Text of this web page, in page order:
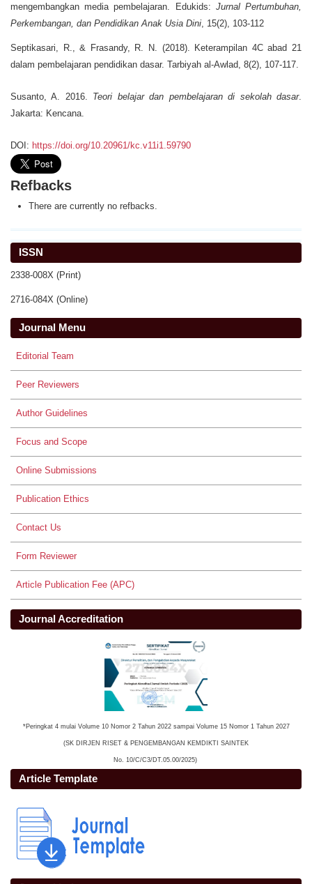
ISSN
2338-008X (Print)
2716-084X (Online)
Journal Menu
Editorial Team
Peer Reviewers
Author Guidelines
Focus and Scope
Online Submissions
Publication Ethics
Contact Us
Form Reviewer
Article Publication Fee (APC)
Journal Accreditation
*Peringkat 4 mulai Volume 10 Nomor 2 Tahun 2022 sampai Volume 15 Nomor 1 Tahun 2027
(SK DIRJEN RISET & PENGEMBANGAN KEMDIKTI SAINTEK
No. 10/C/C3/DT.05.00/2025)
Article Template
mengembangkan media pembelajaran. Edukids: Jurnal Pertumbuhan,
Perkembangan, dan Pendidikan Anak Usia Dini, 15(2), 103-112
Septikasari, R., & Frasandy, R. N. (2018). Keterampilan 4C abad 21
dalam pembelajaran pendidikan dasar. Tarbiyah al-Awlad, 8(2), 107-117.
Susanto, A. 2016. Teori belajar dan pembelajaran di sekolah dasar.
Jakarta: Kencana.
DOI: https://doi.org/10.20961/kc.v11i1.59790
Refbacks
There are currently no refbacks.